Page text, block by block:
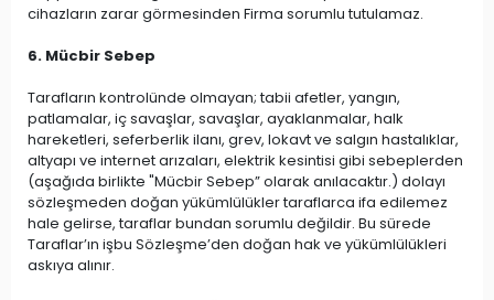
cihazların zarar görmesinden Firma sorumlu tutulamaz.
6. Mücbir Sebep
Tarafların kontrolünde olmayan; tabii afetler, yangın,
patlamalar, iç savaşlar, savaşlar, ayaklanmalar, halk
hareketleri, seferberlik ilanı, grev, lokavt ve salgın hastalıklar,
altyapı ve internet arızaları, elektrik kesintisi gibi sebeplerden
(aşağıda birlikte "Mücbir Sebep” olarak anılacaktır.) dolayı
sözleşmeden doğan yükümlülükler taraflarca ifa edilemez
hale gelirse, taraflar bundan sorumlu değildir. Bu sürede
Taraflar’ın işbu Sözleşme’den doğan hak ve yükümlülükleri
askıya alınır.